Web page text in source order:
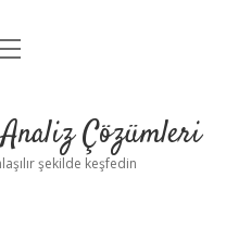
Uyarı Çözümleri
şekilde keşfedin